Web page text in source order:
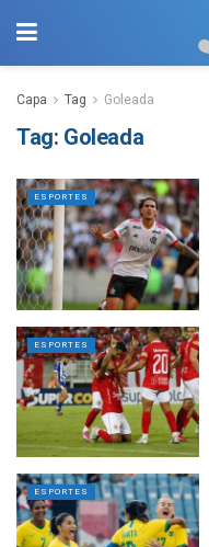
Capa Tag Goleada
Tag: Goleada
ESPORTES
ESPORTES
ESPORTES